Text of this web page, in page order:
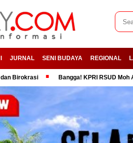
JURNAL SENI BUDAYA REGIONAL
Bangga! KPRI RSUD Moh Anwar